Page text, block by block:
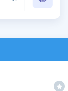
İngilizce Gramer